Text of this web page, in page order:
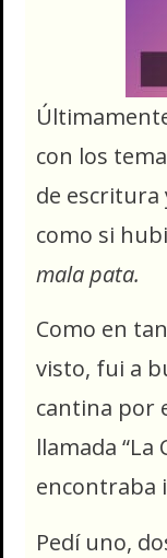
con los
de escritura
como si
mala pata.
Como en
visto, fui a
cantina por
llamada “La
encontraba
Pedí uno,